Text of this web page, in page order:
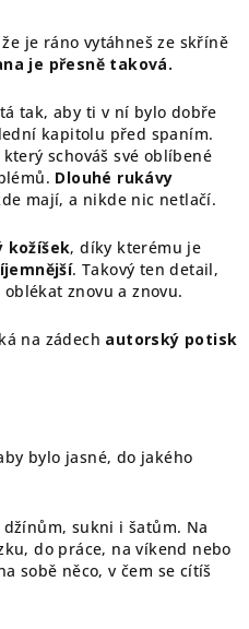
je ráno vytáhneš ze skříně
je přesně taková.
tak, aby ti v ní bylo dobře
kapitolu před spaním.
schováš své oblíbené
Dlouhé rukávy
mají, a nikde nic netlačí.
kožíšek, díky kterému je
. Takový ten detail,
znovu a znovu.
na zádech autorský potisk
bylo jasné, do jakého
sukni i šatům. Na
do práce, na víkend nebo
sobě něco, v čem se cítíš